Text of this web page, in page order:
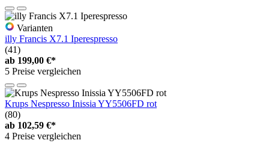
Varianten
illy Francis X7.1 Iperespresso
(41)
ab 199,00 €*
5 Preise vergleichen
Krups Nespresso Inissia YY5506FD rot
(80)
ab 102,59 €*
4 Preise vergleichen